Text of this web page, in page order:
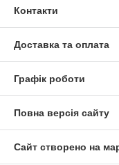
Контакти
Доставка та оплата
Графік роботи
Повна версія сайту
Сайт створено на